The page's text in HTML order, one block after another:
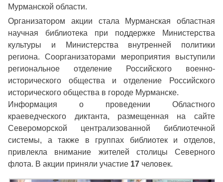
Мурманской области.
Организатором акции стала Мурманская областная
научная библиотека при поддержке Министерства
культуры и Министерства внутренней политики
региона. Соорганизаторами мероприятия выступили
региональное отделение Российского военно-
исторического общества и отделение Российского
исторического общества в городе Мурманске.
Информация о проведении Областного
краеведческого диктанта, размещенная на сайте
Североморской централизованной библиотечной
системы, а также в группах библиотек и отделов,
привлекла внимание жителей столицы Северного
флота. В акции приняли участие 17 человек.